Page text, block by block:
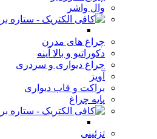
وال واشر
چراغ های مدرن
دکوراتیو و بالا آینه
چراغ دیواری و سردری
آویز
براکت و قاب دیواری
پایه چراغ
تزئینی